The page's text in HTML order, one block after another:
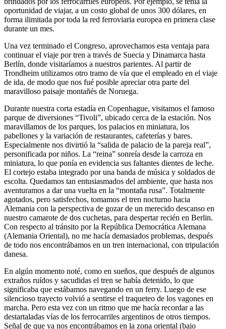
oportunidad de viajar, a un costo global de unos 300 dólares, en
forma ilimitada por toda la red ferroviaria europea en primera clase
durante un mes.
Una vez terminado el Congreso, aprovechamos esta ventaja para
continuar el viaje por tren a través de Suecia y Dinamarca hasta
Berlín, donde visitaríamos a nuestros parientes. Al partir de
Trondheim utilizamos otro tramo de vía que el empleado en el viaje
de ida, de modo que nos fué posible apreciar otra parte del
maravilloso paisaje montañés de Noruega.
Durante nuestra corta estadía en Copenhague, visitamos el famoso
parque de diversiones
Tivoli , ubicado cerca de la estación. Nos
maravillamos de los parques, los palacios en miniatura, los
pabellones y la variación de restaurantes, cafeterías y bares.
Especialmente nos divirtió la
salida de palacio de la pareja real ,
personificada por niños. La
reina
sonreía desde la carroza en
miniatura, lo que ponía en evidencia sus faltantes dientes de leche.
El cortejo estaba integrado por una banda de música y soldados de
escolta. Quedamos tan entusiasmados del ambiente, que hasta nos
aventuramos a dar una vuelta en la
montaña rusa . Totalmente
agotados, pero satisfechos, tomamos el tren nocturno hacia
Alemania con la perspectiva de gozar de un merecido descanso en
nuestro camarote de dos cuchetas, para despertar recién en Berlin.
Con respecto al tránsito por la República Democrática Alemana
(Alemania Oriental), no me hacía demasiados problemas, después
de todo nos encontrábamos en un tren internacional, con tripulación
danesa.
En algún momento noté, como en sueños, que después de algunos
extraños ruídos y sacudidas el tren se había detenido, lo que
significaba que estábamos navegando en un ferry. Luego de ese
silencioso trayecto volvió a sentirse el traqueteo de los vagones en
marcha. Pero esta vez con un ritmo que me hacía recordar a las
destartaladas vías de los ferrocarriles argentinos de otros tiempos.
Señal de que ya nos encontrábamos en la zona oriental (bajo